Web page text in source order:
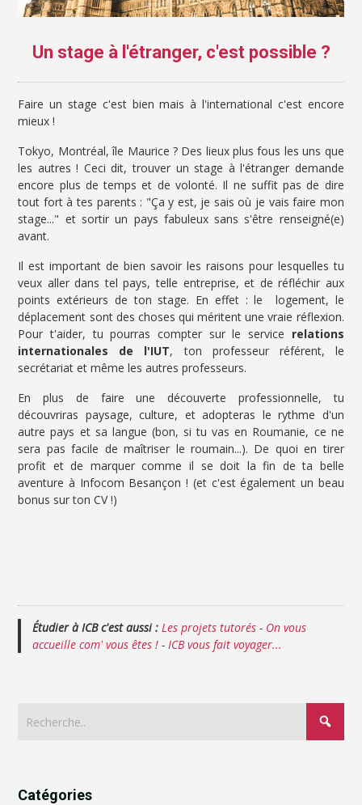
Un stage à l'étranger, c'est possible ?
Faire un stage c'est bien mais à l'international c'est encore
mieux !
Tokyo, Montréal, île Maurice ? Des lieux plus fous les uns que
les autres ! Ceci dit, trouver un stage à l'étranger demande
encore plus de temps et de volonté. Il ne suffit pas de dire
tout fort à tes parents : "Ça y est, je sais où je vais faire mon
stage..." et sortir un pays fabuleux sans s'être renseigné(e)
avant.
Il est important de bien savoir les raisons pour lesquelles tu
veux aller dans tel pays, telle entreprise, et de réfléchir aux
points extérieurs de ton stage. En effet : le logement, le
déplacement sont des choses qui méritent une vraie réflexion.
Pour t'aider, tu pourras compter sur le service relations
internationales de l'IUT, ton professeur référent, le
secrétariat et même les autres professeurs.
En plus de faire une découverte professionnelle, tu
découvriras paysage, culture, et adopteras le rythme d'un
autre pays et sa langue (bon, si tu vas en Roumanie, ce ne
sera pas facile de maîtriser le roumain...). De quoi en tirer
profit et de marquer comme il se doit la fin de ta belle
aventure à Infocom Besançon ! (et c'est également un beau
bonus sur ton CV !)
Étudier à ICB c'est aussi : Les projets tutorés - On vous
accueille com' vous êtes ! -ICB vous fait voyager...
Catégories